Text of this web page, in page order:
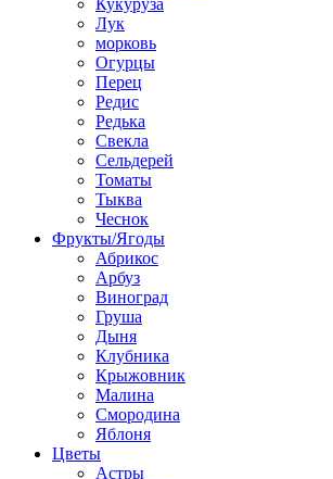
Кукуруза
Лук
морковь
Огурцы
Перец
Редис
Редька
Свекла
Сельдерей
Томаты
Тыква
Чеснок
Фрукты/Ягоды
Абрикос
Арбуз
Виноград
Груша
Дыня
Клубника
Крыжовник
Малина
Смородина
Яблоня
Цветы
Астры